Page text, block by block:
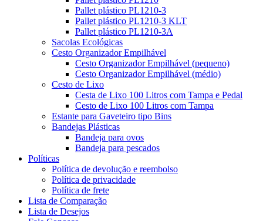
Pallet plástico PL1210-3
Pallet plástico PL1210-3 KLT
Pallet plástico PL1210-3A
Sacolas Ecológicas
Cesto Organizador Empilhável
Cesto Organizador Empilhável (pequeno)
Cesto Organizador Empilhável (médio)
Cesto de Lixo
Cesta de Lixo 100 Litros com Tampa e Pedal
Cesto de Lixo 100 Litros com Tampa
Estante para Gaveteiro tipo Bins
Bandejas Plásticas
Bandeja para ovos
Bandeja para pescados
Políticas
Política de devolução e reembolso
Política de privacidade
Política de frete
Lista de Comparação
Lista de Desejos